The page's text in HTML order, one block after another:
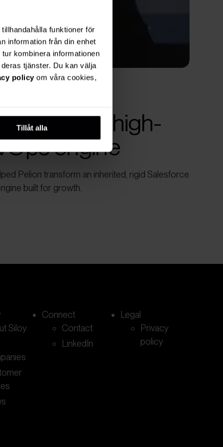
funktioner för
information från din enhet
kombinera informationen
tjänster. Du kan välja
policy om våra cookies,
Tillåt alla
CRM to a high-
engine
Pelion transform an inherited, rigid Salesforce
built for growth.
Siloy
Connect
Contact
LinkedIn
Legal
Privacy
policy